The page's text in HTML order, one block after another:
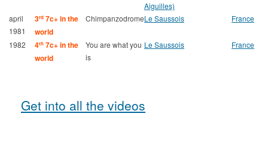
Aiguilles)
april
1981
3rd 7c+ in the
world
ChimpanzodromeLe Saussois France
1982 4th 7c+ in the
world
You are what you
is
Le Saussois France
Get into all the videos